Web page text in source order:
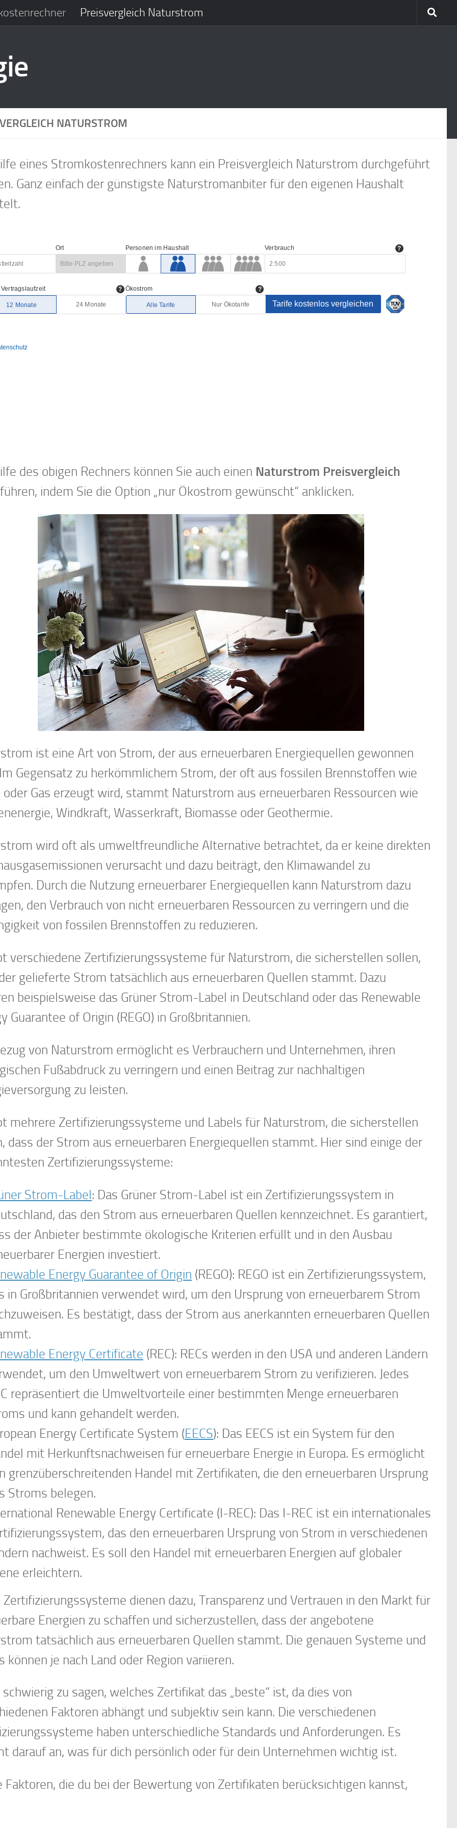
Preisvergleich Naturstrom
NATURSTROM
eines Stromkostenrechners kann ein Preisvergleich Naturstrom durchgeführt
Ganz einfach der günstigste Naturstromanbiter für den eigenen Haushalt
des obigen Rechners können Sie auch einen Naturstrom Preisvergleich
indem Sie die Option „nur Ökostrom gewünscht“ anklicken.
ist eine Art von Strom, der aus erneuerbaren Energiequellen gewonnen
Gegensatz zu herkömmlichem Strom, der oft aus fossilen Brennstoffen wie
oder Gas erzeugt wird, stammt Naturstrom aus erneuerbaren Ressourcen wie
Windkraft, Wasserkraft, Biomasse oder Geothermie.
wird oft als umweltfreundliche Alternative betrachtet, da er keine direkten
verursacht und dazu beiträgt, den Klimawandel zu
Durch die Nutzung erneuerbarer Energiequellen kann Naturstrom dazu
den Verbrauch von nicht erneuerbaren Ressourcen zu verringern und die
von fossilen Brennstoffen zu reduzieren.
verschiedene Zertifizierungssysteme für Naturstrom, die sicherstellen sollen,
gelieferte Strom tatsächlich aus erneuerbaren Quellen stammt. Dazu
beispielsweise das Grüner Strom-Label in Deutschland oder das Renewable
Guarantee of Origin (REGO) in Großbritannien.
von Naturstrom ermöglicht es Verbrauchern und Unternehmen, ihren
Fußabdruck zu verringern und einen Beitrag zur nachhaltigen
zu leisten.
mehrere Zertifizierungssysteme und Labels für Naturstrom, die sicherstellen
dass der Strom aus erneuerbaren Energiequellen stammt. Hier sind einige der
Zertifizierungssysteme:
Strom-Label: Das Grüner Strom-Label ist ein Zertifizierungssystem in
das den Strom aus erneuerbaren Quellen kennzeichnet. Es garantiert,
der Anbieter bestimmte ökologische Kriterien erfüllt und in den Ausbau
Energien investiert.
Energy Guarantee of Origin (REGO): REGO ist ein Zertifizierungssystem,
in Großbritannien verwendet wird, um den Ursprung von erneuerbarem Strom
Es bestätigt, dass der Strom aus anerkannten erneuerbaren Quellen
Energy Certificate (REC): RECs werden in den USA und anderen Ländern
um den Umweltwert von erneuerbarem Strom zu verifizieren. Jedes
repräsentiert die Umweltvorteile einer bestimmten Menge erneuerbaren
und kann gehandelt werden.
Energy Certificate System (EECS): Das EECS ist ein System für den
mit Herkunftsnachweisen für erneuerbare Energie in Europa. Es ermöglicht
grenzüberschreitenden Handel mit Zertifikaten, die den erneuerbaren Ursprung
Stroms belegen.
Renewable Energy Certificate (I-REC): Das I-REC ist ein internationales
das den erneuerbaren Ursprung von Strom in verschiedenen
nachweist. Es soll den Handel mit erneuerbaren Energien auf globaler
erleichtern.
Zertifizierungssysteme dienen dazu, Transparenz und Vertrauen in den Markt für
Energien zu schaffen und sicherzustellen, dass der angebotene
tatsächlich aus erneuerbaren Quellen stammt. Die genauen Systeme und
können je nach Land oder Region variieren.
schwierig zu sagen, welches Zertifikat das „beste“ ist, da dies von
Faktoren abhängt und subjektiv sein kann. Die verschiedenen
haben unterschiedliche Standards und Anforderungen. Es
darauf an, was für dich persönlich oder für dein Unternehmen wichtig ist.
Faktoren, die du bei der Bewertung von Zertifikaten berücksichtigen kannst,